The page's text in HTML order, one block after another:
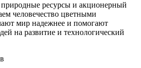
ресурсы и акционерный
человечество цветными
мир надежнее и помогают
на развитие и технологический